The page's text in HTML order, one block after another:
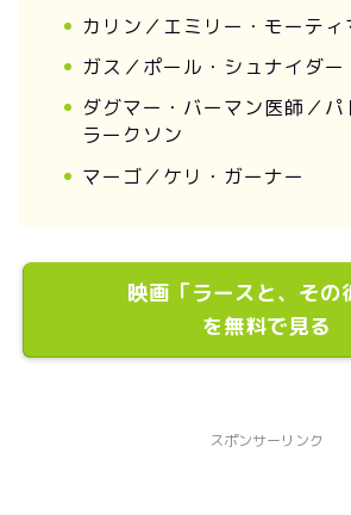
カリン／エミリー・モーティ
ガス／ポール・シュナイダー
ダグマー・バーマン医師／パ
ラークソン
マーゴ／ケリ・ガーナー
映画「ラースと、その
を無料で見る
スポンサーリンク